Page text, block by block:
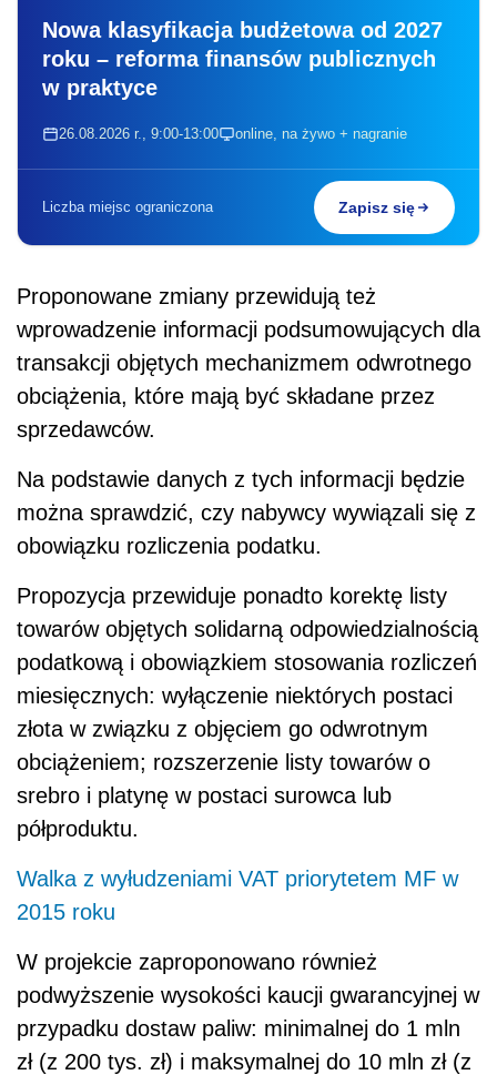
Nowa klasyfikacja budżetowa od 2027
roku – reforma finansów publicznych
w praktyce
26.08.2026 r., 9:00-13:00 online, na żywo + nagranie
Liczba miejsc ograniczona Zapisz się
Proponowane zmiany przewidują też
wprowadzenie informacji podsumowujących dla
transakcji objętych mechanizmem odwrotnego
obciążenia, które mają być składane przez
sprzedawców.
Na podstawie danych z tych informacji będzie
można sprawdzić, czy nabywcy wywiązali się z
obowiązku rozliczenia podatku.
Propozycja przewiduje ponadto korektę listy
towarów objętych solidarną odpowiedzialnością
podatkową i obowiązkiem stosowania rozliczeń
miesięcznych: wyłączenie niektórych postaci
złota w związku z objęciem go odwrotnym
obciążeniem; rozszerzenie listy towarów o
srebro i platynę w postaci surowca lub
półproduktu.
Walka z wyłudzeniami VAT priorytetem MF w
2015 roku
W projekcie zaproponowano również
podwyższenie wysokości kaucji gwarancyjnej w
przypadku dostaw paliw: minimalnej do 1 mln
zł (z 200 tys. zł) i maksymalnej do 10 mln zł (z